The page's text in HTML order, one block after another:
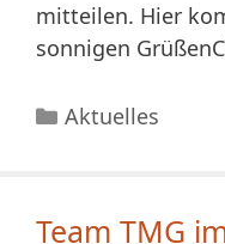
mitteilen. Hier
sonnigen
Kategorien
Aktuelles
Team TMG